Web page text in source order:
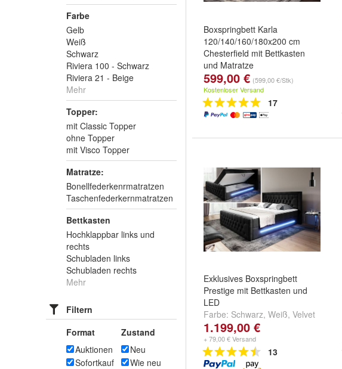
Farbe
Gelb
Weiß
Schwarz
Riviera 100 - Schwarz
Riviera 21 - Beige
Mehr
Topper:
mit Classic Topper
ohne Topper
mit Visco Topper
Matratze:
Bonellfederkenrmatratzen
Taschenfederkernmatratzen
Bettkasten
Hochklappbar links und
rechts
Schubladen links
Schubladen rechts
Mehr
Filtern
Format
Auktionen
Sofortkauf
Zustand
Neu
Wie neu
Boxspringbett Karla
120/140/160/180x200 cm
Chesterfield mit Bettkasten
und Matratze
Größe::120x200 cm,140x200
cm,160x200 cm
...
599,00 € (599,00 €/Stk)
Kostenloser Versand
17
Exklusives Boxspringbett
Prestige mit Bettkasten und
LED
Farbe: Schwarz, Weiß, Velvet
1 undweitere ...
1.199,00 €
+ 79,00 € Versand
13